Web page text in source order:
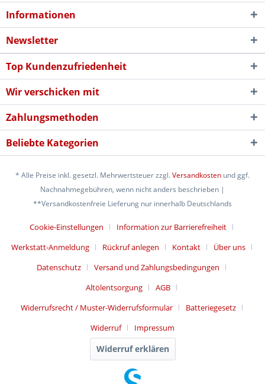
Informationen
Newsletter
Top Kundenzufriedenheit
Wir verschicken mit
Zahlungsmethoden
Beliebte Kategorien
* Alle Preise inkl. gesetzl. Mehrwertsteuer zzgl.Versandkosten und ggf.
Nachnahmegebühren, wenn nicht anders beschrieben |
**Versandkostenfreie Lieferung nur innerhalb Deutschlands
Cookie-Einstellungen
Information zur Barrierefreiheit
Werkstatt-Anmeldung
Rückruf anlegen Kontakt
Über uns
Datenschutz
Versand und Zahlungsbedingungen
Altölentsorgung
AGB
Widerrufsrecht / Muster-Widerrufsformular
Batteriegesetz
Widerruf
Impressum
Widerruf erklären